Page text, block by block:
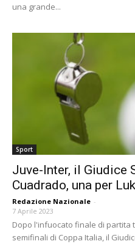
una grande...
Sport
Juve-Inter, il Giudice
Cuadrado, una per
Redazione Nazionale -
7 Aprile 2023
Dopo l'infuocato finale di partita
semifinali di Coppa Italia, il